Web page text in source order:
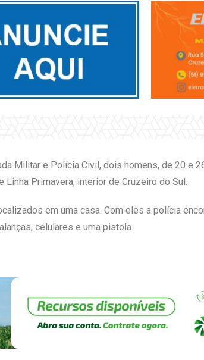
Militar e Polícia Civil, dois homens, de 20 e
Primavera, interior de Cruzeiro do Sul.
em uma casa. Com eles a polícia
celulares e uma pistola.